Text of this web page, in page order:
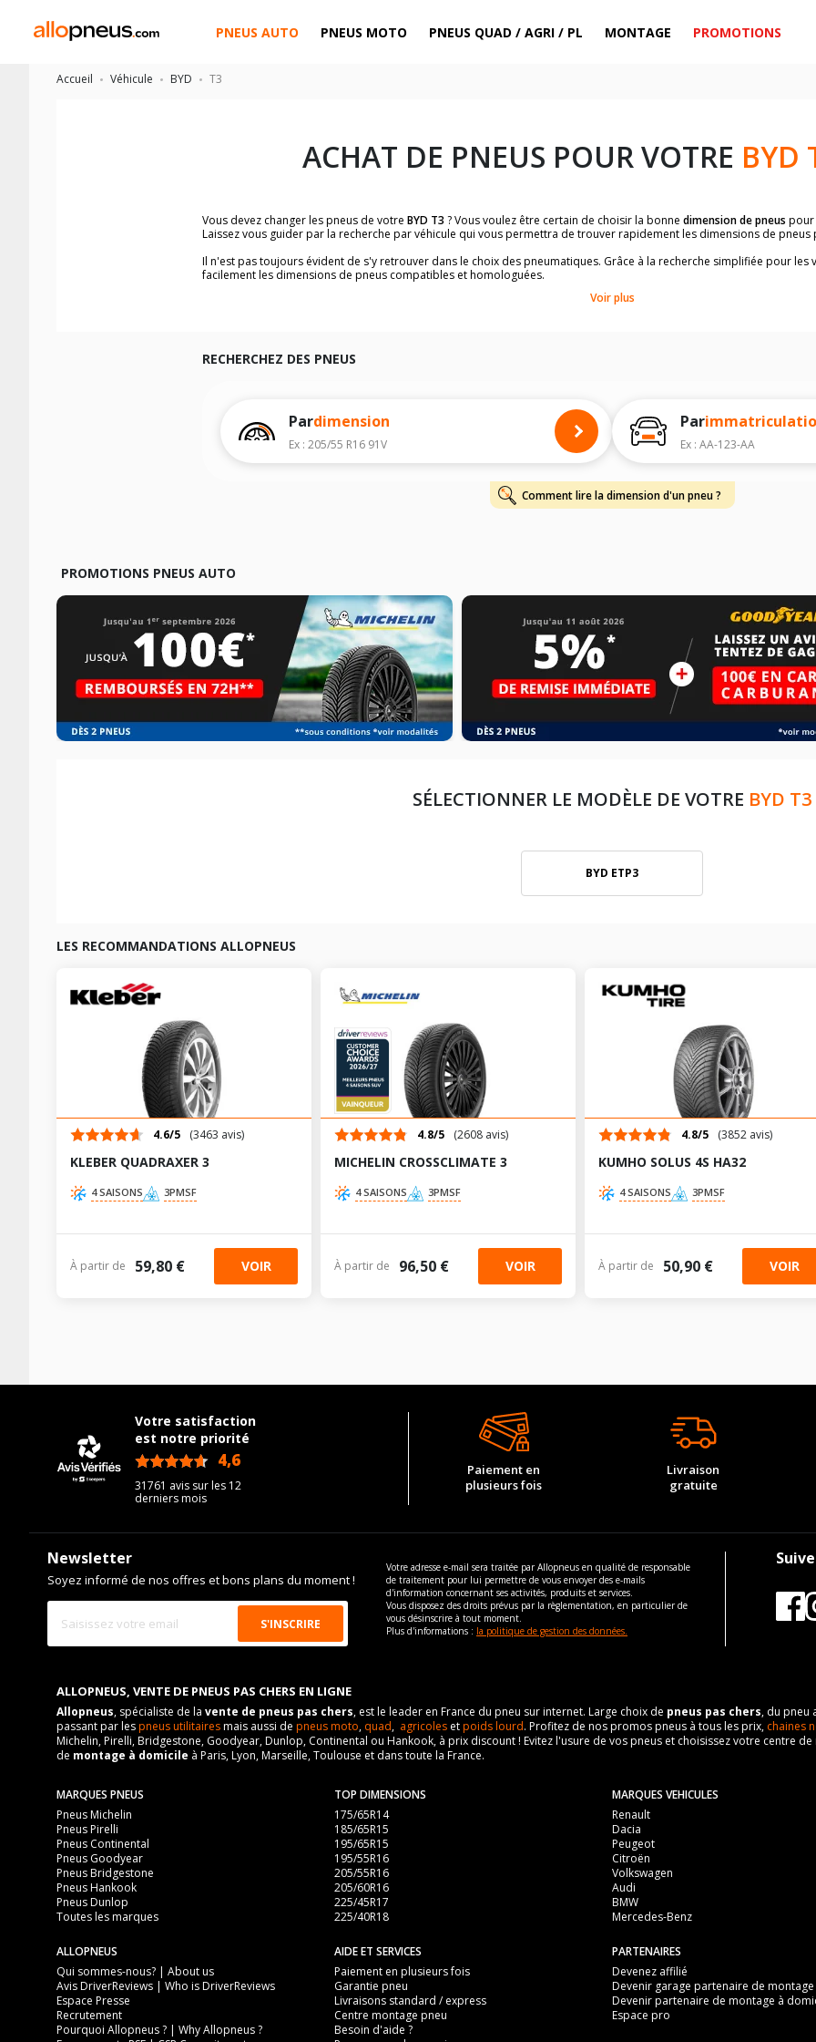
PNEUS AUTO PNEUS MOTO PNEUS QUAD / AGRI / PL MONTAGE PROMOTIONS
Accueil Véhicule BYD T3
ACHAT DE PNEUS POUR VOTRE BYD
Vous devez changer les pneus de votre BYD T3 ? Vous voulez être certain de choisir la bonne dimension de pneus pour
Laissez vous guider par la recherche par véhicule qui vous permettra de trouver rapidement les dimensions de
Il n'est pas toujours évident de s'y retrouver dans le choix des pneumatiques. Grâce à la recherche simplifiée pour les
facilement les dimensions de pneus compatibles et homologuées.
véhicule ainsi que sur l'étiquette collée à l'intérieur de la portière conducteur.
Pour cela, veuillez sélectionner le modèle de votre véhicule ci-dessous :
Voir plus
RECHERCHEZ DES PNEUS
Pardimension
Ex : 205/55 R16 91V
Par
Ex : AA-123-AA
Comment lire la dimension d'un pneu ?
PROMOTIONS PNEUS AUTO
SÉLECTIONNER LE MODÈLE DE VOTRE BYD T3
BYD ETP3
LES RECOMMANDATIONS ALLOPNEUS
4.6/5 (3463 avis)
KLEBER QUADRAXER 3
4 SAISONS 3PMSF
À partir de 59,80 € VOIR
4.8/5 (2608 avis)
MICHELIN CROSSCLIMATE 3
4 SAISONS 3PMSF
À partir de 96,50 € VOIR
4.8/5 (3852 avis)
KUMHO SOLUS 4S HA32
4 SAISONS 3PMSF
À partir de 50,90 € VOIR
Votre satisfaction
est notre priorité
4,6
31761 avis sur les 12
derniers mois
Paiement en
plusieurs fois
Livraison
gratuite
Newsletter
Soyez informé de nos offres et bons plans du moment !
Votre adresse e-mail sera traitée par Allopneus en qualité de responsable
de traitement pour lui permettre de vous envoyer des e-mails
d'information concernant ses activités, produits et services.
Vous disposez des droits prévus par la règlementation, en particulier de
vous désinscrire à tout moment.
Plus d'informations : la politique de gestion des données.
ALLOPNEUS, VENTE DE PNEUS PAS CHERS EN LIGNE
Allopneus, spécialiste de la vente de pneus pas chers, est le leader en France du pneu sur internet. Large choix de pneus pas chers, du pneu
passant par lespneus utilitairesmais aussi de pneus moto, quad, agricoles etpoids lourd. Profitez de nos promos pneus à tous les prix, chaines
Michelin, Pirelli, Bridgestone, Goodyear, Dunlop, Continental ou Hankook, à prix discount ! Evitez l'usure de vos pneus et choisissez votre centre
de montage à domicile à Paris, Lyon, Marseille, Toulouse et dans toute la France.
MARQUES PNEUS
Pneus Michelin
Pneus Pirelli
Pneus Continental
Pneus Goodyear
Pneus Bridgestone
Pneus Hankook
Pneus Dunlop
Toutes les marques
TOP DIMENSIONS
175/65R14
185/65R15
195/65R15
195/55R16
205/55R16
205/60R16
225/45R17
225/40R18
MARQUES VEHICULES
Renault
Dacia
Peugeot
Citroën
Volkswagen
Audi
BMW
Mercedes-Benz
ALLOPNEUS
Qui sommes-nous? | About us
Avis DriverReviews | Who is DriverReviews
Espace Presse
Recrutement
Pourquoi Allopneus ? | Why Allopneus ?
AIDE ET SERVICES
Paiement en plusieurs fois
Garantie pneu
Livraisons standard / express
Centre montage pneu
Besoin d'aide ?
PARTENAIRES
Devenez affilié
Devenir garage partenaire de montage
Devenir partenaire de montage à
Espace pro